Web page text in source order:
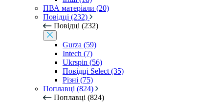
ПВА матеріали (20)
Повідці (232)
Повідці (232)
Gurza (59)
Intech (7)
Ukrspin (56)
Повідці Select (35)
Різні (75)
Поплавці (824)
Поплавці (824)